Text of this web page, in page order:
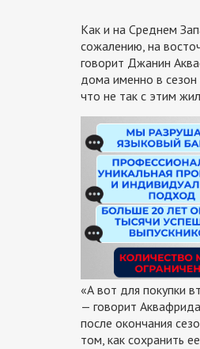
Как и на Среднем
сожалению, на
говорит Джанин
дома именно в
что не так с этим
«А вот для покупки
— говорит
после окончания
том, как сохранить